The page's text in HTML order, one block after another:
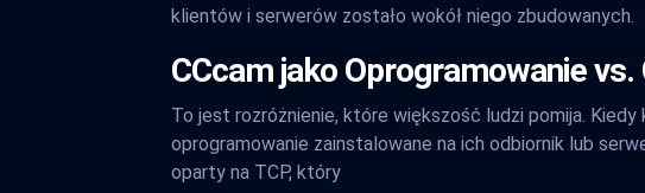
klientów i serwerów zostało wokół niego zbudowanych.
CCcam jako Oprogramowanie
To jest rozróżnienie, które większość ludzi pomija.
oprogramowanie zainstalowane na ich odbiornik lub
oparty na TCP, który